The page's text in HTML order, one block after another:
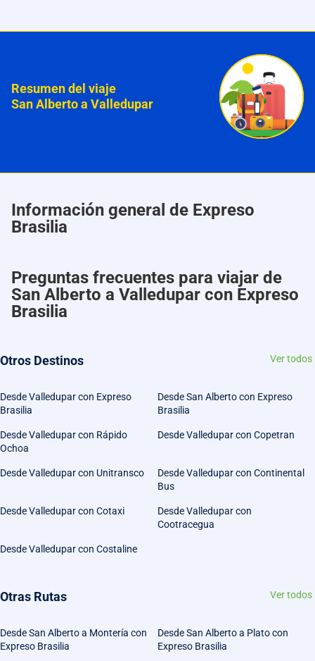
Resumen del viaje
San Alberto a Valledupar
Información general de Expreso
Brasilia
Preguntas frecuentes para viajar de
San Alberto a Valledupar con Expreso
Brasilia
Otros Destinos Ver todos
Desde Valledupar con Expreso
Brasilia
Desde San Alberto con Expreso
Brasilia
Desde Valledupar con Rápido
Ochoa
Desde Valledupar con Copetran
Desde Valledupar con Unitransco
Desde Valledupar con Continental
Bus
Desde Valledupar con Cotaxi
Desde Valledupar con
Cootracegua
Desde Valledupar con Costaline
Otras Rutas Ver todos
Desde San Alberto a Montería con
Expreso Brasilia
Desde San Alberto a Plato con
Expreso Brasilia